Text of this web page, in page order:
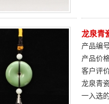
龙泉青
产品编
产品价
客户评
龙泉青
一入选